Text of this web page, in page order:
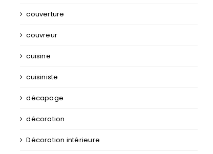
couverture
couvreur
cuisine
cuisiniste
décapage
décoration
Décoration intérieure